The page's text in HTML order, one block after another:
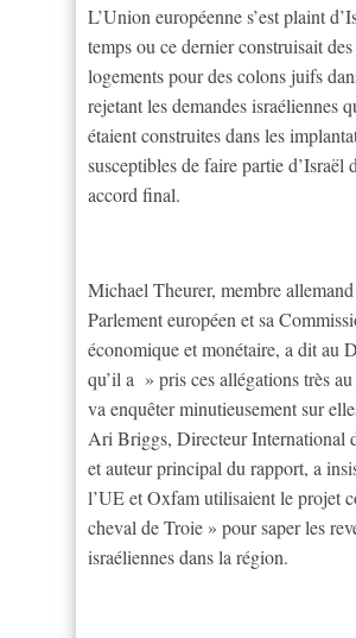
L’Union européenne s’est plaint
temps ou ce dernier construisait
logements pour des colons juifs
rejetant les demandes israéliennes
étaient construites dans les
susceptibles de faire partie d’Israël
accord final.
Michael Theurer, membre
Parlement européen et sa
économique et monétaire, a dit au
qu’il a » pris ces allégations très
va enquêter minutieusement sur
Ari Briggs, Directeur International
et auteur principal du rapport, a
l’UE et Oxfam utilisaient le projet
cheval de Troie » pour saper les
israéliennes dans la région.